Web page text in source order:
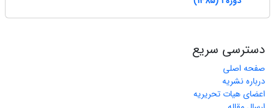
دسترسی سریع
صفحه اصلی
درباره نشریه
اعضای هیات تحریریه